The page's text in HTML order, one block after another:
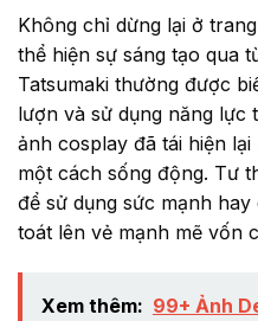
Không chỉ dừng lại ở
thể hiện sự sáng tạo qua
Tatsumaki thường được
lượn và sử dụng năng lực
ảnh cosplay đã tái hiện
một cách sống động. Tư
để sử dụng sức mạnh
toát lên vẻ mạnh mẽ vốn
Xem thêm: 99+ Ảnh